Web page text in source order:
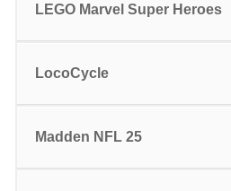
LEGO Marvel Super Heroes
LocoCycle
Madden NFL 25